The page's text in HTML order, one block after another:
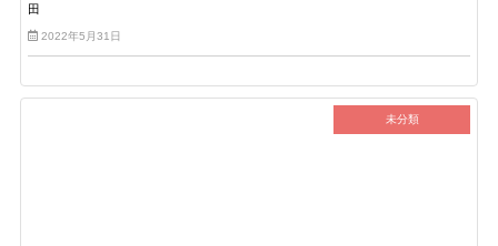
田
2022年5月31日
未分類